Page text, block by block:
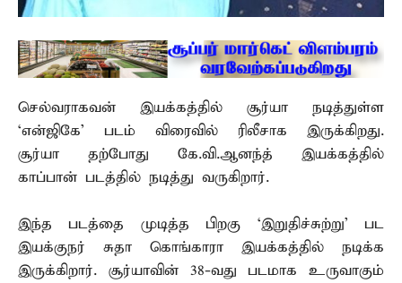
செல்வராகவன் இயக்கத்தில் சூர்யா நடித்துள்ள
`என்ஜிகே’ படம் விரைவில் ரிலீசாக இருக்கிறது.
சூர்யா தற்போது கே.வி.ஆனந்த் இயக்கத்தில்
காப்பான் படத்தில் நடித்து வருகிறார்.
இந்த படத்தை முடித்த பிறகு `இறுதிச்சுற்று’ பட
இயக்குநர் சுதா கொங்காரா இயக்கத்தில் நடிக்க
இருக்கிறார். சூர்யாவின் 38-வது படமாக உருவாகும்